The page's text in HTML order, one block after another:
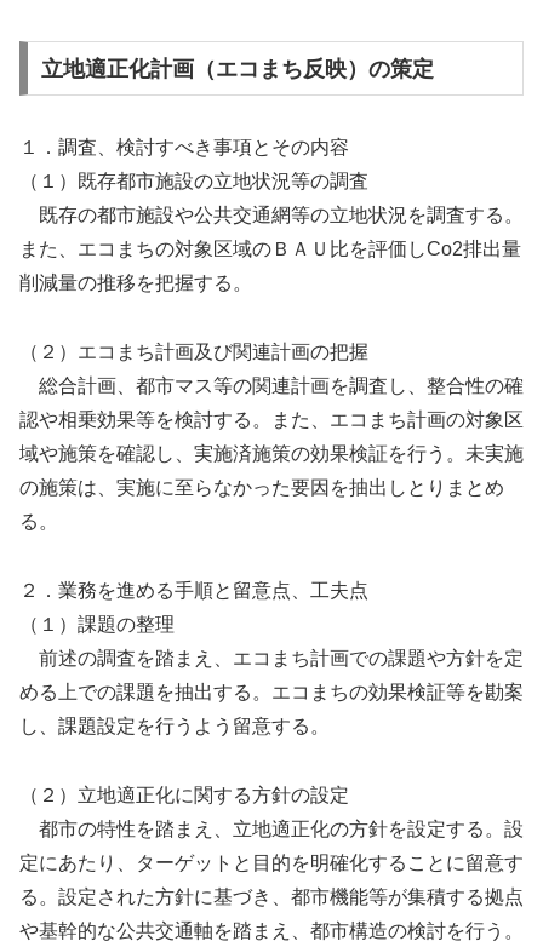
立地適正化計画（エコまち反映）の策定
１．調査、検討すべき事項とその内容
（１）既存都市施設の立地状況等の調査
既存の都市施設や公共交通網等の立地状況を調査する。
また、エコまちの対象区域のＢＡＵ比を評価しCo2排出量
削減量の推移を把握する。
（２）エコまち計画及び関連計画の把握
総合計画、都市マス等の関連計画を調査し、整合性の確
認や相乗効果等を検討する。また、エコまち計画の対象区
域や施策を確認し、実施済施策の効果検証を行う。未実施
の施策は、実施に至らなかった要因を抽出しとりまとめ
る。
２．業務を進める手順と留意点、工夫点
（１）課題の整理
前述の調査を踏まえ、エコまち計画での課題や方針を定
める上での課題を抽出する。エコまちの効果検証等を勘案
し、課題設定を行うよう留意する。
（２）立地適正化に関する方針の設定
都市の特性を踏まえ、立地適正化の方針を設定する。設
定にあたり、ターゲットと目的を明確化することに留意す
る。設定された方針に基づき、都市機能等が集積する拠点
や基幹的な公共交通軸を踏まえ、都市構造の検討を行う。